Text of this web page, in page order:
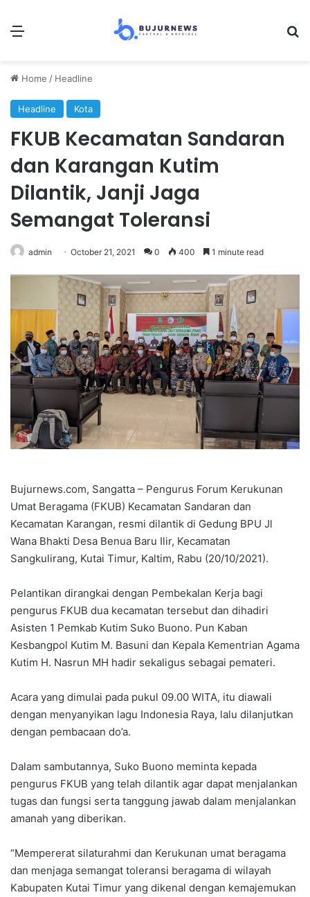
Menu
Home / Headline
Headline Kota
FKUB Kecamatan Sandaran
dan Karangan Kutim
Dilantik, Janji Jaga
Semangat Toleransi
admin October 21, 2021 0 400 1 minute read
Bujurnews.com, Sangatta – Pengurus Forum Kerukunan
Umat Beragama (FKUB) Kecamatan Sandaran dan
Kecamatan Karangan, resmi dilantik di Gedung BPU Jl
Wana Bhakti Desa Benua Baru Ilir, Kecamatan
Sangkulirang, Kutai Timur, Kaltim, Rabu (20/10/2021).
Pelantikan dirangkai dengan Pembekalan Kerja bagi
pengurus FKUB dua kecamatan tersebut dan dihadiri
Asisten 1 Pemkab Kutim Suko Buono. Pun Kaban
Kesbangpol Kutim M. Basuni dan Kepala Kementrian Agama
Kutim H. Nasrun MH hadir sekaligus sebagai pemateri.
Acara yang dimulai pada pukul 09.00 WITA, itu diawali
dengan menyanyikan lagu Indonesia Raya, lalu dilanjutkan
dengan pembacaan do’a.
Dalam sambutannya, Suko Buono meminta kepada
pengurus FKUB yang telah dilantik agar dapat menjalankan
tugas dan fungsi serta tanggung jawab dalam menjalankan
amanah yang diberikan.
“Mempererat silaturahmi dan Kerukunan umat beragama
dan menjaga semangat toleransi beragama di wilayah
Kabupaten Kutai Timur yang dikenal dengan kemajemukan